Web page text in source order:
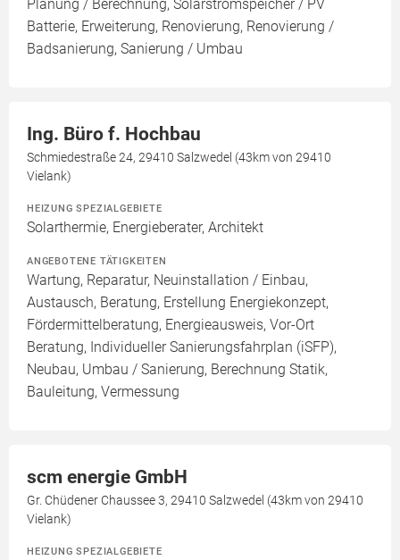
Planung / Berechnung, Solarstromspeicher / PV
Batterie, Erweiterung, Renovierung, Renovierung /
Badsanierung, Sanierung / Umbau
Ing. Büro f. Hochbau
Schmiedestraße 24, 29410 Salzwedel (43km von 29410
Vielank)
HEIZUNG SPEZIALGEBIETE
Solarthermie, Energieberater, Architekt
ANGEBOTENE TÄTIGKEITEN
Wartung, Reparatur, Neuinstallation / Einbau,
Austausch, Beratung, Erstellung Energiekonzept,
Fördermittelberatung, Energieausweis, Vor-Ort
Beratung, Individueller Sanierungsfahrplan (iSFP),
Neubau, Umbau / Sanierung, Berechnung Statik,
Bauleitung, Vermessung
scm energie GmbH
Gr. Chüdener Chaussee 3, 29410 Salzwedel (43km von 29410
Vielank)
HEIZUNG SPEZIALGEBIETE